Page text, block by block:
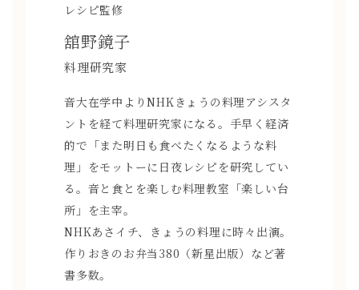
レシピ監修
舘野鏡子
料理研究家
音大在学中よりNHKきょうの料理アシスタ
ントを経て料理研究家になる。手早く経済
的で「また明日も食べたくなるような料
理」をモットーに日夜レシピを研究してい
る。音と食とを楽しむ料理教室「楽しい台
所」を主宰。
NHKあさイチ、きょうの料理に時々出演。
作りおきのお弁当380（新星出版）など著
書多数。